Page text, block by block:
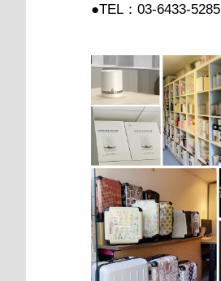
●TEL：03-6433-5285